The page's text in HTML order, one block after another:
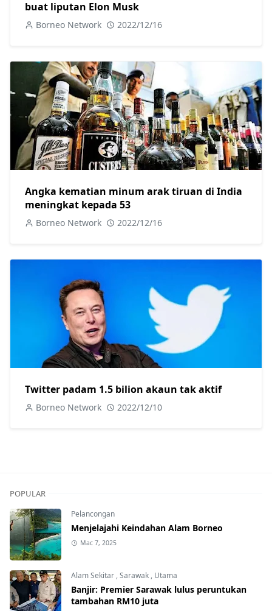
buat liputan Elon Musk
Borneo Network 2022/12/16
Angka kematian minum arak tiruan di India
meningkat kepada 53
Borneo Network 2022/12/16
Twitter padam 1.5 bilion akaun tak aktif
Borneo Network 2022/12/10
POPULAR
Pelancongan
Menjelajahi Keindahan Alam Borneo
Mac 7, 2025
Alam Sekitar ,Sarawak , Utama
Banjir: Premier Sarawak lulus peruntukan
tambahan RM10 juta